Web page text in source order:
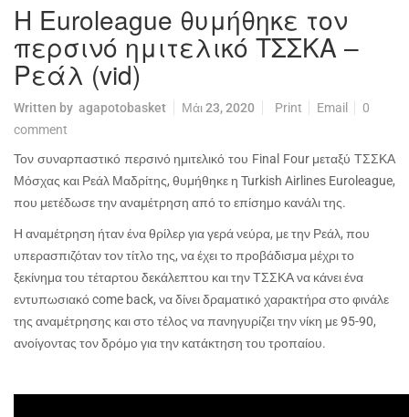
Η Euroleague θυμήθηκε τον
περσινό ημιτελικό ΤΣΣΚΑ –
Ρεάλ (vid)
Written by agapotobasket Μάι 23, 2020 Print Email
0
comment
Τον συναρπαστικό περσινό ημιτελικό του Final Fourμεταξύ ΤΣΣΚΑ
Μόσχας και Ρεάλ Μαδρίτης, θυμήθηκε η Turkish Airlines Euroleague,
που μετέδωσε την αναμέτρηση από το επίσημο κανάλι της.
Η αναμέτρηση ήταν ένα θρίλερ για γερά νεύρα, με την Ρεάλ, που
υπερασπιζόταν τον τίτλο της, να έχει το προβάδισμα μέχρι το
ξεκίνημα του τέταρτου δεκάλεπτου και την ΤΣΣΚΑ να κάνει ένα
εντυπωσιακόcome back, να δίνει δραματικό χαρακτήρα στο φινάλε
της αναμέτρησης και στο τέλος να πανηγυρίζει την νίκη με 95-90,
ανοίγοντας τον δρόμο για την κατάκτηση του τροπαίου.